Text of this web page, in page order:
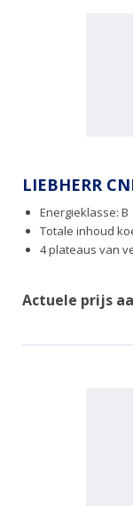
LIEBHERR
Energieklasse: B
Totale inhoud
4 plateaus van
Actuele prijs